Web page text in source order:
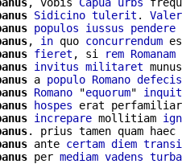
Sidicino tulerit .
populos iussus pendere
, in quo concurrendum
fieret , si rem Romanam
invitus militaret
a populo Romano
Romano "equorum" inquit
hospes erat
increpare mollitiam
. prius tamen quam haec
ante certam diem
per mediam vadens